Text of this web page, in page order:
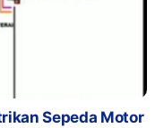
Sepeda Motor